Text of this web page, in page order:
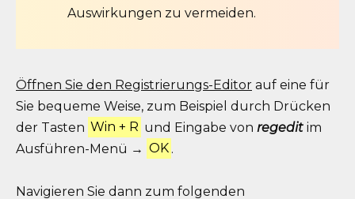
Auswirkungen zu vermeiden.
Öffnen Sie den Registrierungs-Editor auf eine für
Sie bequeme Weise, zum Beispiel durch Drücken
der Tasten Win + R und Eingabe von regedit im
Ausführen-Menü → OK .
Navigieren Sie dann zum folgenden